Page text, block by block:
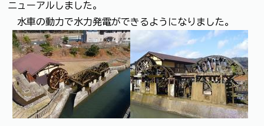
ニューアルしました。
水車の動力で水力発電ができるようになりました。